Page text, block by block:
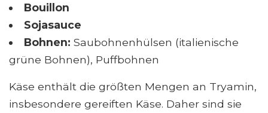
Bouillon
Sojasauce
Bohnen: Saubohnenhülsen (italienische
grüne Bohnen), Puffbohnen
Käse enthält die größten Mengen an Tryamin,
insbesondere gereiften Käse. Daher sind sie